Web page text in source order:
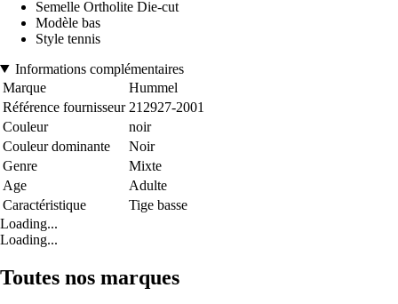
Semelle Ortholite Die-cut
Modèle bas
Style tennis
Informations complémentaires
Marque
Hummel
Référence fournisseur 212927-2001
Couleur
noir
Couleur dominante
Noir
Genre
Mixte
Age
Adulte
Caractéristique
Tige basse
Loading...
Loading...
Toutes nos marques